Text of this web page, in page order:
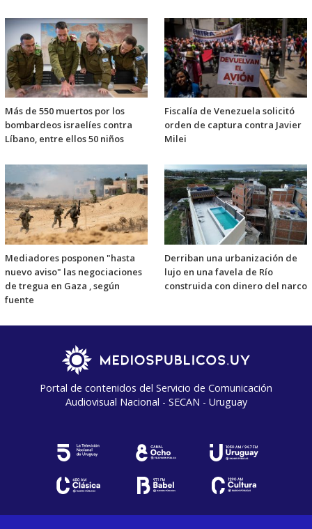
Más de 550 muertos por los
bombardeos israelíes contra
Líbano, entre ellos 50 niños
Fiscalía de Venezuela solicitó
orden de captura contra Javier
Milei
Mediadores posponen "hasta
nuevo aviso" las negociaciones
de tregua en Gaza , según
fuente
Derriban una urbanización de
lujo en una favela de Río
construida con dinero del narco
Portal de contenidos del Servicio de Comunicación
Audiovisual Nacional - SECAN - Uruguay